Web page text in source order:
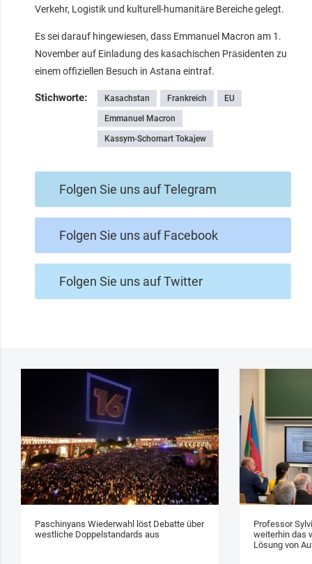
Verkehr, Logistik und kulturell-humanitäre Bereiche gelegt.
Es sei darauf hingewiesen, dass Emmanuel Macron am 1.
November auf Einladung des kasachischen Präsidenten zu
einem offiziellen Besuch in Astana eintraf.
Stichworte: Kasachstan Frankreich EU
Emmanuel Macron
Kassym-Schomart Tokajew
Folgen Sie uns auf Telegram
Folgen Sie uns auf Facebook
Folgen Sie uns auf Twitter
Paschinyans Wiederwahl löst Debatte über
westliche Doppelstandards aus
Professor
weiterhin das
Lösung von